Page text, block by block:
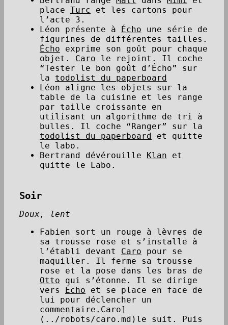
place Turc et les cartons pour
l’acte 3.
Léon présente à Écho une série de
figurines de différentes tailles.
Écho exprime son goût pour chaque
objet. Caro le rejoint. Il coche
“Tester le bon goût d’Écho” sur
la todolist du paperboard
Léon aligne les objets sur la
table de la cuisine et les range
par taille croissante en
utilisant un algorithme de tri à
bulles. Il coche “Ranger” sur la
todolist du paperboard et quitte
le labo.
Bertrand dévérouille Klan et
quitte le Labo.
Soir
Doux, lent
Fabien sort un rouge à lèvres de
sa trousse rose et s’installe à
l’établi devant Caro pour se
maquiller. Il ferme sa trousse
rose et la pose dans les bras de
Otto qui s’étonne. Il se dirige
vers Écho et se place en face de
lui pour déclencher un
commentaire.Caro]
(../robots/caro.md)le suit. Puis